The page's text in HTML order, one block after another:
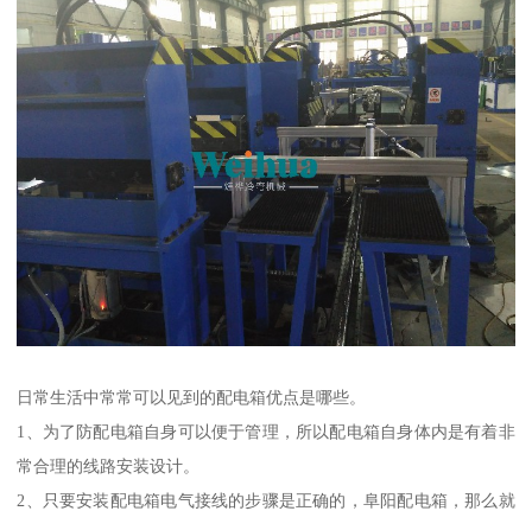
日常生活中常常可以见到的配电箱优点是哪些。
1、为了防配电箱自身可以便于管理，所以配电箱自身体内是有着非
常合理的线路安装设计。
2、只要安装配电箱电气接线的步骤是正确的，阜阳配电箱，那么就